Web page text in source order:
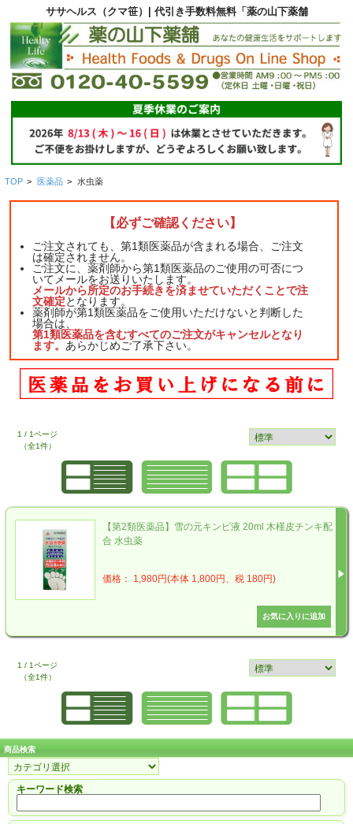
ササヘルス（クマ笹）| 代引き手数料無料「薬の山下薬舗
TOP > 医薬品 > 水虫薬
【必ずご確認ください】
ご注文されても、第1類医薬品が含まれる場合、ご注文
は確定されません。
ご注文に、薬剤師から第1類医薬品のご使用の可否につ
いてメールをお送りいたします。
メールから所定のお手続きを済ませていただくことで注
文確定となります。
薬剤師が第1類医薬品をご使用いただけないと判断した
場合は、
第1類医薬品を含むすべてのご注文がキャンセルとなり
ます。 あらかじめご了承下さい。
1 / 1ページ
（全1件）
【第2類医薬品】雪の元キンピ液 20ml 木槿皮チンキ配
合 水虫薬
価格： 1,980円(本体 1,800円、税 180円)
1 / 1ページ
（全1件）
商品検索
キーワード検索